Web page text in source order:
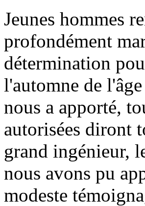
Jeunes hommes
profondément
détermination
l'automne de
nous a apporté,
autorisées diront
grand ingénieur,
nous avons pu
modeste